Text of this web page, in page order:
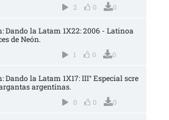
2 0 0
Dando la Latam 1X22: 2006 - Latinoa
de Neón.
1 0 0
Dando la Latam 1X17: III° Especial scre
argentinas.
0 0 0